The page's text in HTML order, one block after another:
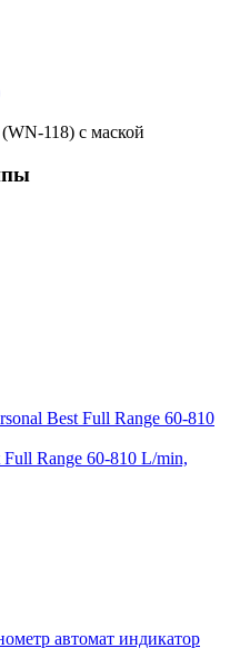
118) с маской
Range 60-810 L/min,